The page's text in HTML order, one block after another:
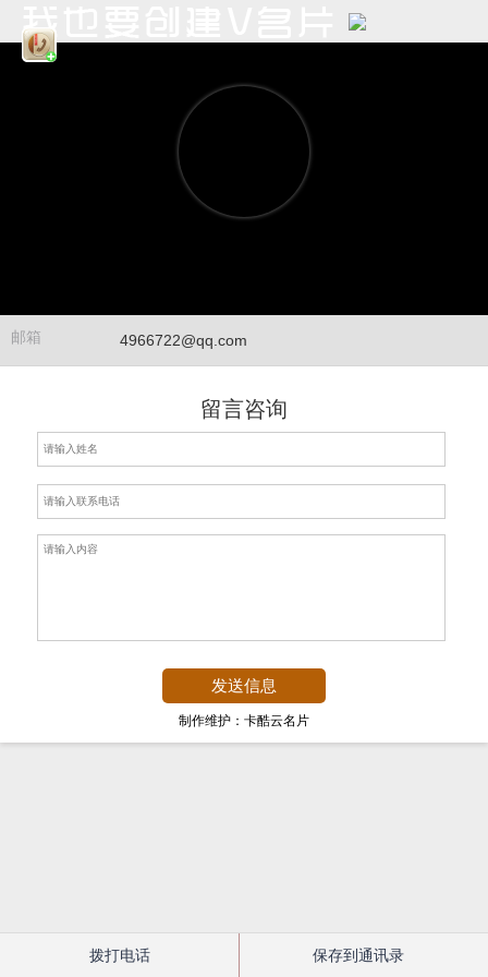
邮箱 4966722@qq.com
留言咨询
制作维护：卡酷云名片
拨打电话 保存到通讯录